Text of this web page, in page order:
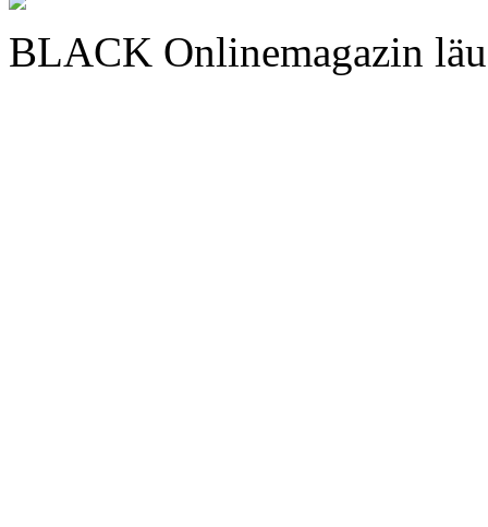
BLACK Onlinemagazin